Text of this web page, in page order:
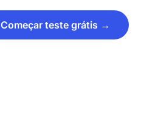
Começar teste grátis →